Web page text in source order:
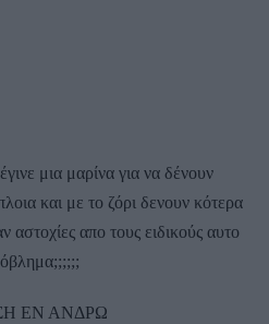
μια μαρίνα για να δένουν
και με το ζόρι δενουν κότερα
αστοχίες απο τους ειδικούς αυτο
ΕΝ ΑΝΔΡΩ